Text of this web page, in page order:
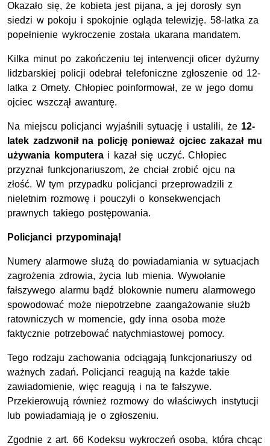
Okazało się, że kobieta jest pijana, a jej dorosły syn
siedzi w pokoju i spokojnie ogląda telewizję. 58-latka za
popełnienie wykroczenie została ukarana mandatem.
Kilka minut po zakończeniu tej interwencji oficer dyżurny
lidzbarskiej policji odebrał telefoniczne zgłoszenie od 12-
latka z Ornety. Chłopiec poinformował, ze w jego domu
ojciec wszczął awanturę.
Na miejscu policjanci wyjaśnili sytuację i ustalili, że 12-
latek zadzwonił na policję ponieważ ojciec zakazał mu
używania komputera i kazał się uczyć. Chłopiec
przyznał funkcjonariuszom, że chciał zrobić ojcu na
złość. W tym przypadku policjanci przeprowadzili z
nieletnim rozmowę i pouczyli o konsekwencjach
prawnych takiego postępowania.
Policjanci przypominają!
Numery alarmowe służą do powiadamiania w sytuacjach
zagrożenia zdrowia, życia lub mienia. Wywołanie
fałszywego alarmu bądź blokownie numeru alarmowego
spowodować może niepotrzebne zaangażowanie służb
ratowniczych w momencie, gdy inna osoba może
faktycznie potrzebować natychmiastowej pomocy.
Tego rodzaju zachowania odciągają funkcjonariuszy od
ważnych zadań. Policjanci reagują na każde takie
zawiadomienie, więc reagują i na te fałszywe.
Przekierowują również rozmowy do właściwych instytucji
lub powiadamiają je o zgłoszeniu.
Zgodnie z art. 66 Kodeksu wykroczeń osoba, która chcąc